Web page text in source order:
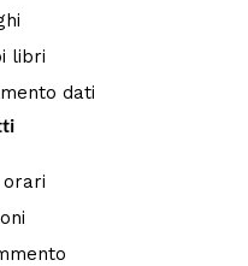
libri
dati
orari